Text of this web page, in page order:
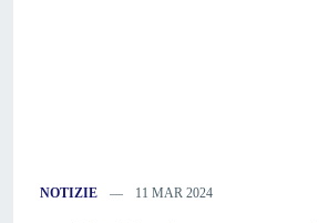
NOTIZIE 11 MAR 2024